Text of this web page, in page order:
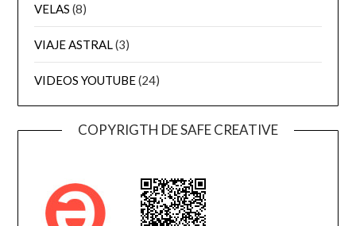
VELAS (8)
VIAJE ASTRAL(3)
VIDEOS YOUTUBE(24)
COPYRIGTH DE SAFE CREATIVE